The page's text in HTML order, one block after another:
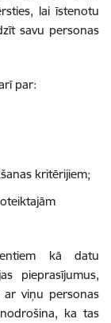
lai īstenotu
savu personas
par:
kritērijiem;
kā datu
pieprasījumus,
ar viņu personas
ka tas